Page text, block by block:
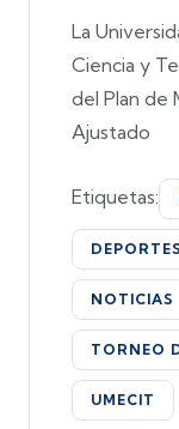
La
Ciencia y
del Plan de
Ajustado
Etiquetas:
DEPORTES
NOTICIAS
TORNEO
UMECIT